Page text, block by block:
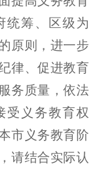
统筹、区级为
原则，进一步
律、促进教育
务质量，依法
受义务教育权
市义务教育阶
请结合实际认